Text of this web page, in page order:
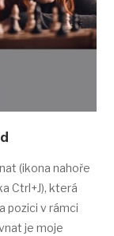
(ikona nahoře
Ctrl+J), která
pozici v rámci
je moje